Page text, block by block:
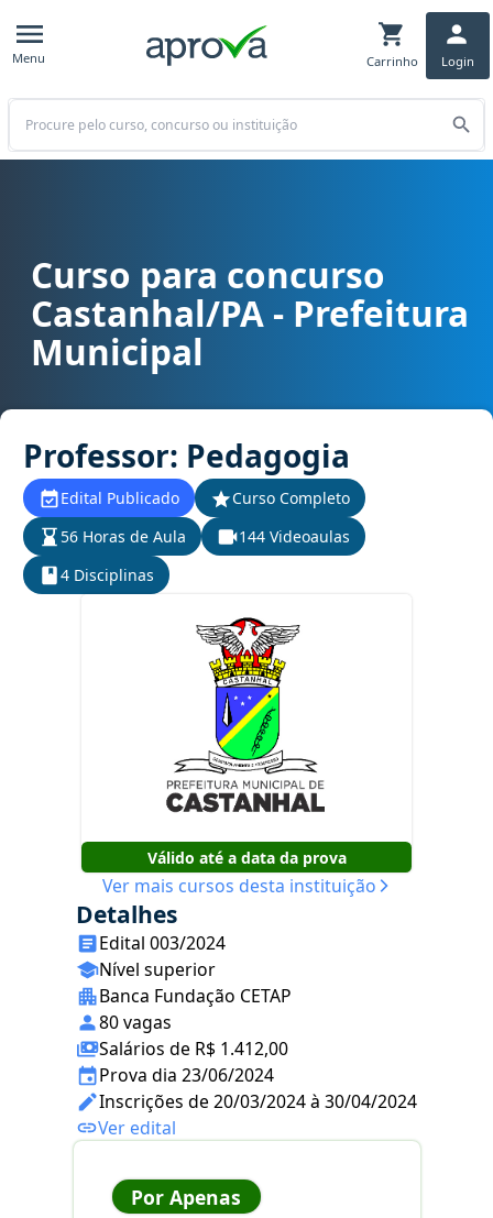
Menu Carrinho Login
Buscar
Curso para concurso PA - Castanhal/PA - Prefeitura Municipal
Curso para concurso
Castanhal/PA - Prefeitura
Municipal
Professor: Pedagogia
Edital Publicado
Curso Completo
56 Horas de Aula
144 Videoaulas
4 Disciplinas
Válido até a data da prova
Ver mais cursos desta instituição
Detalhes
Edital 003/2024
Nível superior
Banca Fundação CETAP
80 vagas
Salários de R$ 1.412,00
Prova dia 23/06/2024
Inscrições de 20/03/2024 à 30/04/2024
Ver edital
Por Apenas